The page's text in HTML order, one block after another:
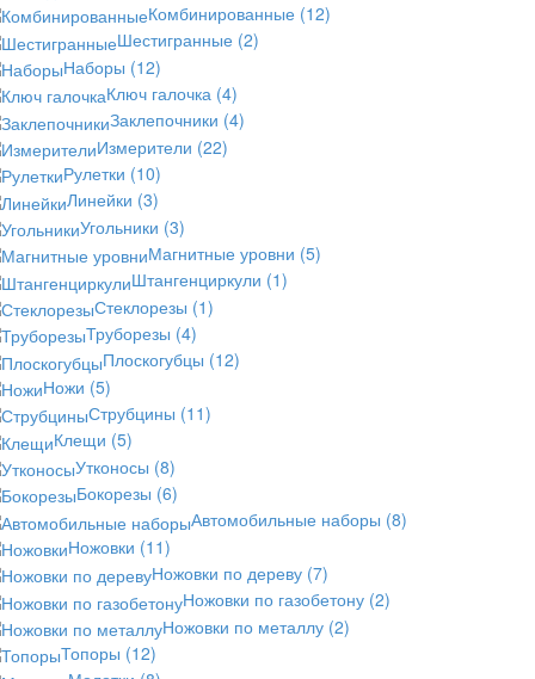
Комбинированные (12)
Шестигранные (2)
Наборы (12)
Ключ галочка (4)
Заклепочники (4)
Измерители (22)
Рулетки (10)
Линейки (3)
Угольники (3)
Магнитные уровни (5)
Штангенциркули (1)
Стеклорезы (1)
Труборезы (4)
Плоскогубцы (12)
Ножи (5)
Струбцины (11)
Клещи (5)
Утконосы (8)
Бокорезы (6)
Автомобильные наборы (8)
Ножовки (11)
Ножовки по дереву (7)
Ножовки по газобетону (2)
Ножовки по металлу (2)
Топоры (12)